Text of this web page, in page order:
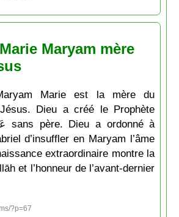
Maryam mère
Marie est la mère du
Dieu a créé le Prophète
d’insuffler en Maryam l’âme
extraordinaire montre la
et l’honneur de l’avant-dernier
?p=67